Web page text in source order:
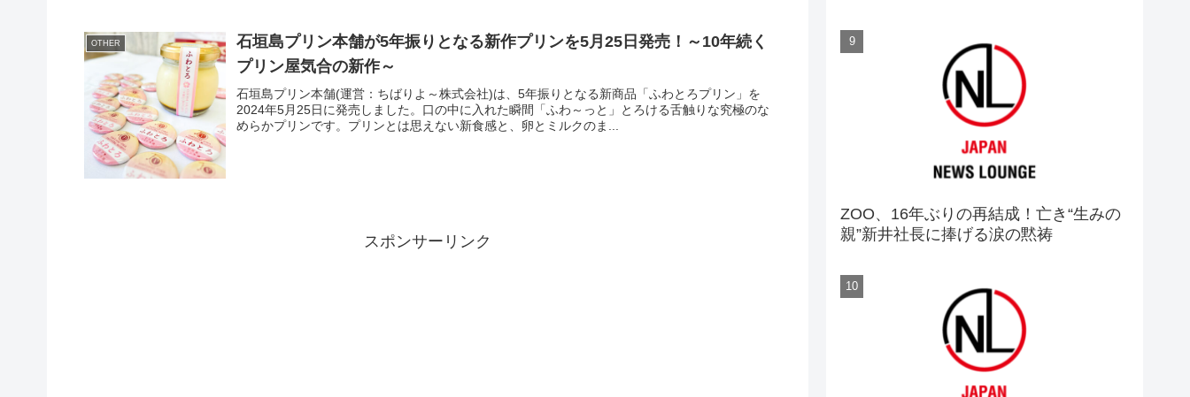
OTHER
石垣島プリン本舗が5年振りとなる新作プリンを5月25日発売！～10年続く
プリン屋気合の新作～
石垣島プリン本舗(運営：ちばりよ～株式会社)は、5年振りとなる新商品「ふわとろプリン」を
2024年5月25日に発売しました。口の中に入れた瞬間「ふわ～っと」とろける舌触りな究極のな
めらかプリンです。プリンとは思えない新食感と、卵とミルクのま...
スポンサーリンク
ZOO、16年ぶりの再結成！亡き“生みの
親”新井社長に捧げる涙の黙祷